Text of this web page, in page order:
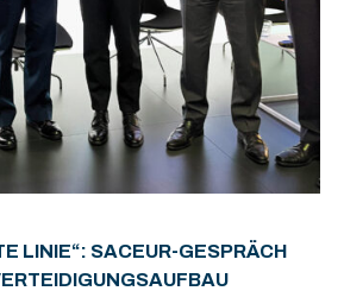
LINIE“: SACEUR-GESPRÄCH